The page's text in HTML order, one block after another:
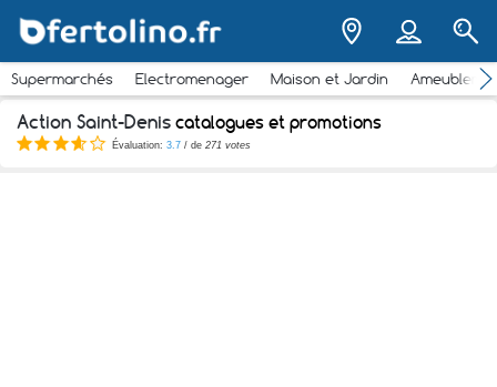
Supermarchés Electromenager Maison et Jardin
Action Saint-Denis catalogues et promotions
Évaluation: 3.7 / de 271 votes